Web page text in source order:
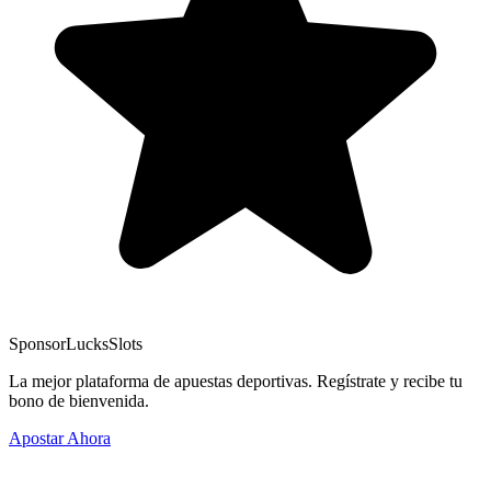
SponsorLucksSlots
La mejor plataforma de apuestas deportivas. Regístrate y recibe tu
bono de bienvenida.
Apostar Ahora